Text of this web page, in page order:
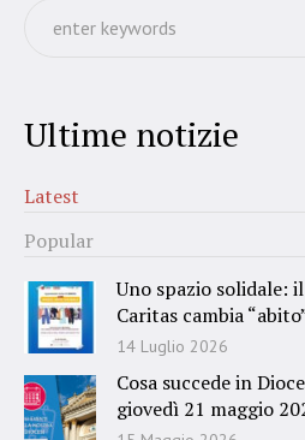
Ultime notizie
Latest
Popular
Uno spazio solidale:
Caritas cambia
14 Luglio 2026
Cosa succede in
giovedì 21 maggio